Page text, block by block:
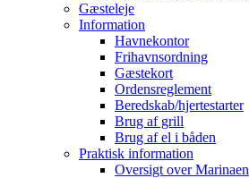
Gæsteleje
Information
Havnekontor
Frihavnsordning
Gæstekort
Ordensreglement
Beredskab/hjertestarter
Brug af grill
Brug af el i båden
Praktisk information
Oversigt over Marinaen